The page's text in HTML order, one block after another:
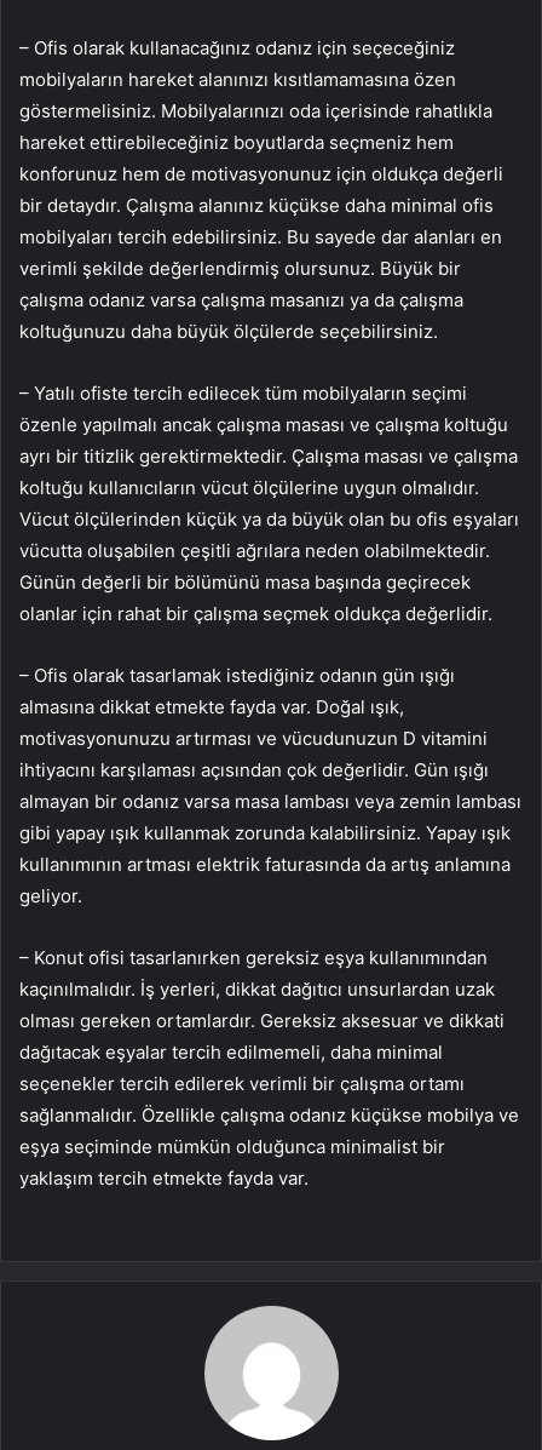
– Ofis olarak kullanacağınız odanız için seçeceğiniz
mobilyaların hareket alanınızı kısıtlamamasına özen
göstermelisiniz. Mobilyalarınızı oda içerisinde rahatlıkla
hareket ettirebileceğiniz boyutlarda seçmeniz hem
konforunuz hem de motivasyonunuz için oldukça değerli
bir detaydır. Çalışma alanınız küçükse daha minimal ofis
mobilyaları tercih edebilirsiniz. Bu sayede dar alanları en
verimli şekilde değerlendirmiş olursunuz. Büyük bir
çalışma odanız varsa çalışma masanızı ya da çalışma
koltuğunuzu daha büyük ölçülerde seçebilirsiniz.
– Yatılı ofiste tercih edilecek tüm mobilyaların seçimi
özenle yapılmalı ancak çalışma masası ve çalışma koltuğu
ayrı bir titizlik gerektirmektedir. Çalışma masası ve çalışma
koltuğu kullanıcıların vücut ölçülerine uygun olmalıdır.
Vücut ölçülerinden küçük ya da büyük olan bu ofis eşyaları
vücutta oluşabilen çeşitli ağrılara neden olabilmektedir.
Günün değerli bir bölümünü masa başında geçirecek
olanlar için rahat bir çalışma seçmek oldukça değerlidir.
– Ofis olarak tasarlamak istediğiniz odanın gün ışığı
almasına dikkat etmekte fayda var. Doğal ışık,
motivasyonunuzu artırması ve vücudunuzun D vitamini
ihtiyacını karşılaması açısından çok değerlidir. Gün ışığı
almayan bir odanız varsa masa lambası veya zemin lambası
gibi yapay ışık kullanmak zorunda kalabilirsiniz. Yapay ışık
kullanımının artması elektrik faturasında da artış anlamına
geliyor.
– Konut ofisi tasarlanırken gereksiz eşya kullanımından
kaçınılmalıdır. İş yerleri, dikkat dağıtıcı unsurlardan uzak
olması gereken ortamlardır. Gereksiz aksesuar ve dikkati
dağıtacak eşyalar tercih edilmemeli, daha minimal
seçenekler tercih edilerek verimli bir çalışma ortamı
sağlanmalıdır. Özellikle çalışma odanız küçükse mobilya ve
eşya seçiminde mümkün olduğunca minimalist bir
yaklaşım tercih etmekte fayda var.